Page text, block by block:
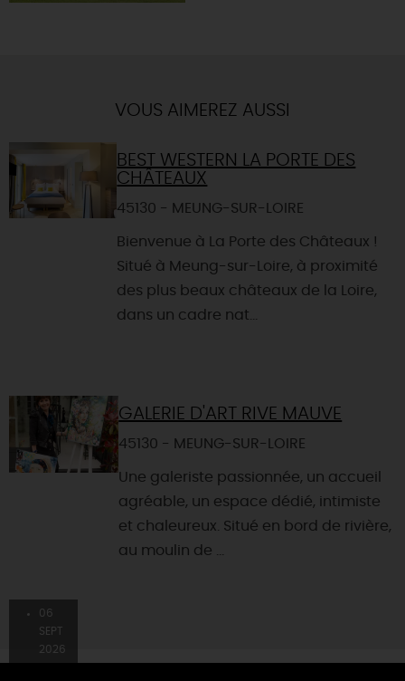
06
SEPT
2026
VOUS AIMEREZ AUSSI
BEST WESTERN LA PORTE DES
CHÂTEAUX
45130 - MEUNG-SUR-LOIRE
Bienvenue à La Porte des Châteaux !
Situé à Meung-sur-Loire, à proximité
des plus beaux châteaux de la Loire,
dans un cadre nat...
GALERIE D'ART RIVE MAUVE
45130 - MEUNG-SUR-LOIRE
Une galeriste passionnée, un accueil
agréable, un espace dédié, intimiste
et chaleureux. Situé en bord de rivière,
au moulin de ...